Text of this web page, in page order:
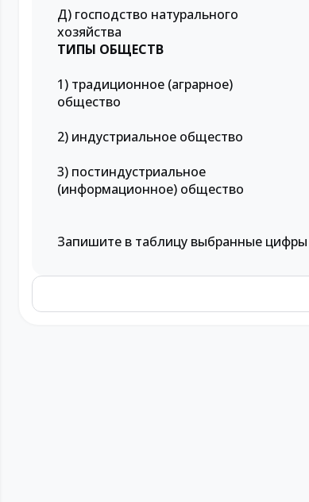
Д) господство натурального
хозяйства
ТИПЫ ОБЩЕСТВ
1) традиционное (аграрное)
общество
2) индустриальное общество
3) постиндустриальное
(информационное) общество
Запишите в таблицу выбранные